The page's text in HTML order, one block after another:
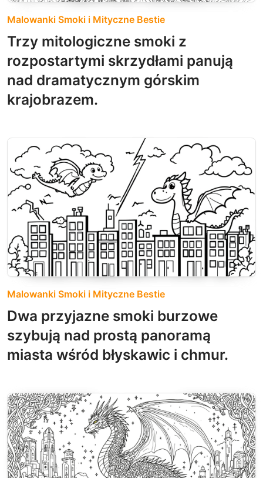
Malowanki Smoki i Mityczne Bestie
Trzy mitologiczne smoki z
rozpostartymi skrzydłami panują
nad dramatycznym górskim
krajobrazem.
Malowanki Smoki i Mityczne Bestie
Dwa przyjazne smoki burzowe
szybują nad prostą panoramą
miasta wśród błyskawic i chmur.